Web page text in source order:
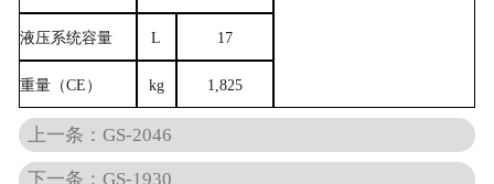
液压系统容量 L 17
重量（CE ） kg 1,825
上一条：GS-2046
下一条：GS-1930